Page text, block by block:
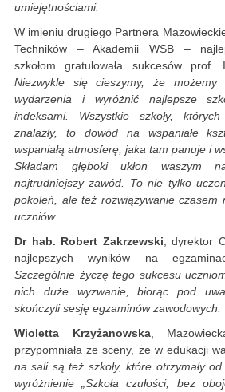
umiejętnościami.
W imieniu drugiego Partnera
Techników – Akademii WSB –
szkołom gratulowała sukcesów
Niezwykle się cieszymy, że
wydarzenia i wyróżnić najlepsze
indeksami. Wszystkie szkoły,
znalazły, to dowód na wspaniałe
wspaniałą atmosferę, jaka tam panuje i
Składam głęboki ukłon waszym
najtrudniejszy zawód. To nie tylko
pokoleń, ale też rozwiązywanie czasem
uczniów.
Dr hab. Robert Zakrzewski , dyrektor
najlepszych wyników na
Szczególnie życzę tego sukcesu
nich duże wyzwanie, biorąc pod
skończyli sesję egzaminów zawodowych.
Wioletta Krzyżanowska,
przypomniała ze sceny, że w edukacji
na sali są też szkoły, które otrzymały
wyróżnienie „Szkoła czułości, bez